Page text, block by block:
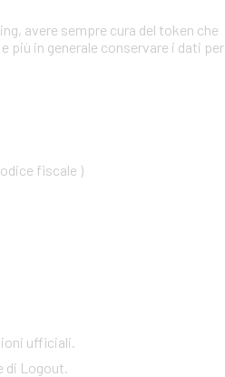
avere sempre cura del token che
più in generale conservare i dati per
fiscale )
ufficiali.
di Logout.